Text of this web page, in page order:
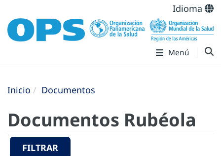
Idioma
Menú
Inicio Documentos
Documentos Rubéola
FILTRAR